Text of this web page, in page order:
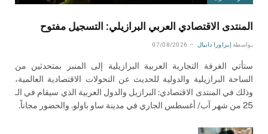
المنتدى الاقتصادي العربي البرازيلي: التسجيل مفتوح
بواسطة إيزاورا دانيال 07/08/2026
ستأتي الغرفة التجارية العربية البرازيلية إلى المنبر بمتحدثين من
الساحة البرازيلية والدولية للحديث عن التحولات الاقتصادية العالمية،
وذلك في المنتدى الاقتصادي: البرازيل والدول العربية الذي سيقام في الـ
25 من شهر آب/ أغسطس الجاري في مدينة ساو باولو. والحضور مجاناً.